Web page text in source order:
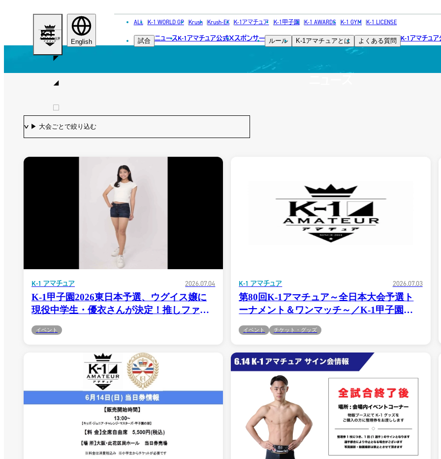
K-
1
マ
ュ
ア
English
ALL K-1 WORLD GP Krush Krush-EX K-1アマチュア K-1甲子園 K-1 AWARDS K-1 GYM K-1 LICENSE
試合 ニュースK-1アマチュア公式Xスポンサー ルール K-1アマチュアとは よくある質問 K-1アマチュ
NEWS
K-1 アマチュア 2026.07.04
K-1甲子園2026東日本予選、ウグイス嬢に
現役中学生・優衣さんが決定！推しファイ
イベント
K-1 アマチュア 2026.07.03
第80回K-1アマチュア～全日本大会予選ト
ーナメント＆ワンマッチ～／K-1甲子園
1.CLUB」にてチケット発売！
イベント チケット・グッズ